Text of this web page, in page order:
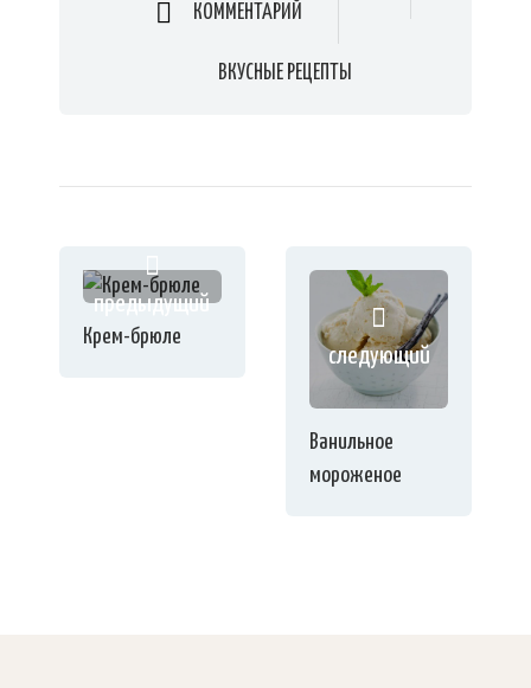
КОММЕНТАРИЙ
ВКУСНЫЕ РЕЦЕПТЫ
предыдущий
Крем-брюле
следующий
Ванильное
мороженое